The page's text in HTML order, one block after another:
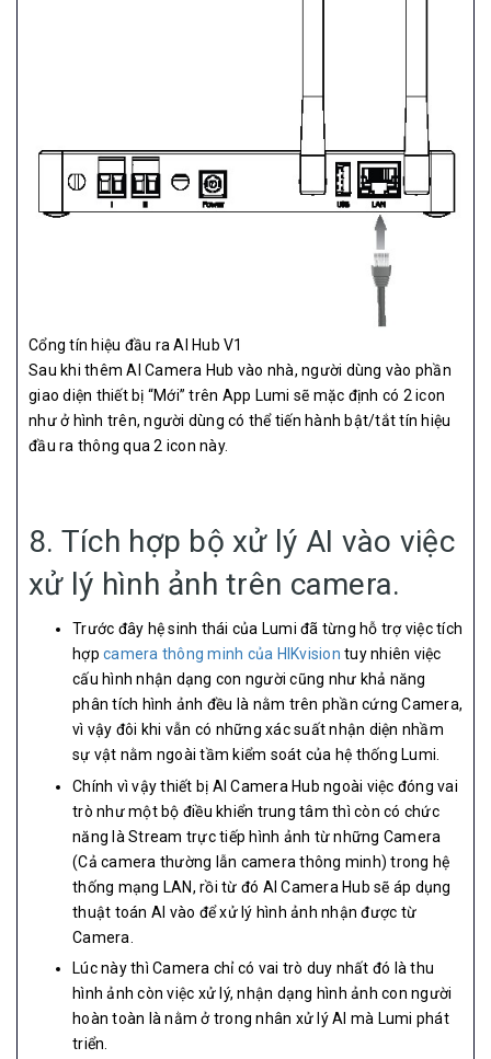
Cổng tín hiệu đầu ra AI Hub V1
Sau khi thêm AI Camera Hub vào nhà, người dùng vào phần
giao diện thiết bị “Mới” trên App Lumi sẽ mặc định có 2 icon
như ở hình trên, người dùng có thể tiến hành bật/tắt tín hiệu
đầu ra thông qua 2 icon này.
8. Tích hợp bộ xử lý AI vào việc
xử lý hình ảnh trên camera.
Trước đây hệ sinh thái của Lumi đã từng hỗ trợ việc tích
hợp camera thông minh của HIKvision tuy nhiên việc
cấu hình nhận dạng con người cũng như khả năng
phân tích hình ảnh đều là nằm trên phần cứng Camera,
vì vậy đôi khi vẫn có những xác suất nhận diện nhầm
sự vật nằm ngoài tầm kiểm soát của hệ thống Lumi.
Chính vì vậy thiết bị AI Camera Hub ngoài việc đóng vai
trò như một bộ điều khiển trung tâm thì còn có chức
năng là Stream trực tiếp hình ảnh từ những Camera
(Cả camera thường lẫn camera thông minh) trong hệ
thống mạng LAN, rồi từ đó AI Camera Hub sẽ áp dụng
thuật toán AI vào để xử lý hình ảnh nhận được từ
Camera.
Lúc này thì Camera chỉ có vai trò duy nhất đó là thu
hình ảnh còn việc xử lý, nhận dạng hình ảnh con người
hoàn toàn là nằm ở trong nhân xử lý AI mà Lumi phát
triển.